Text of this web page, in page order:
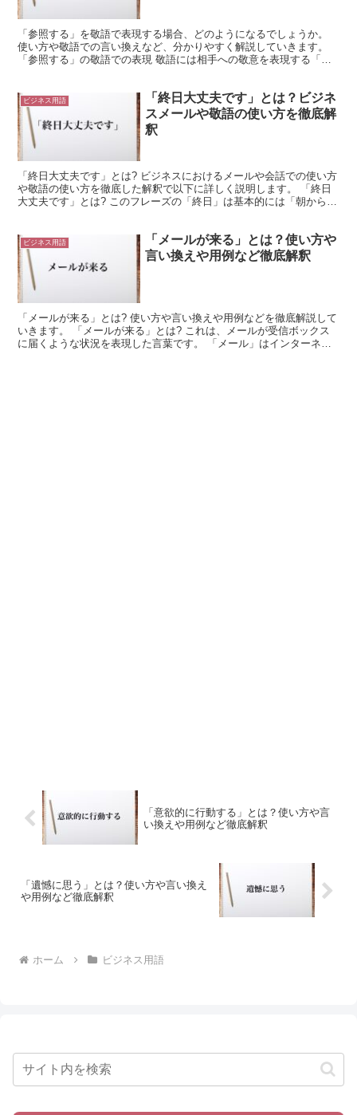
「参照する」を敬語で表現する場合、どのようになるでしょうか。
使い方や敬語での言い換えなど、分かりやすく解説していきます。
「参照する」の敬語での表現 敬語には相手への敬意を表現する「尊
ビジネス用語
「終日大丈夫です」とは？ビジネ
スメールや敬語の使い方を徹底解
釈
「終日大丈夫です」とは? ビジネスにおけるメールや会話での使い方
や敬語の使い方を徹底した解釈で以下に詳しく説明します。 「終日
大丈夫です」とは? このフレーズの「終日」は基本的には「朝から晩
ビジネス用語
「メールが来る」とは？使い方や
言い換えや用例など徹底解釈
「メールが来る」とは? 使い方や言い換えや用例などを徹底解説して
いきます。 「メールが来る」とは? これは、メールが受信ボックス
に届くような状況を表現した言葉です。 「メール」はインターネッ
「意欲的に行動する」とは？使い方や言
い換えや用例など徹底解釈
「遺憾に思う」とは？使い方や言い換え
や用例など徹底解釈
ホーム ビジネス用語